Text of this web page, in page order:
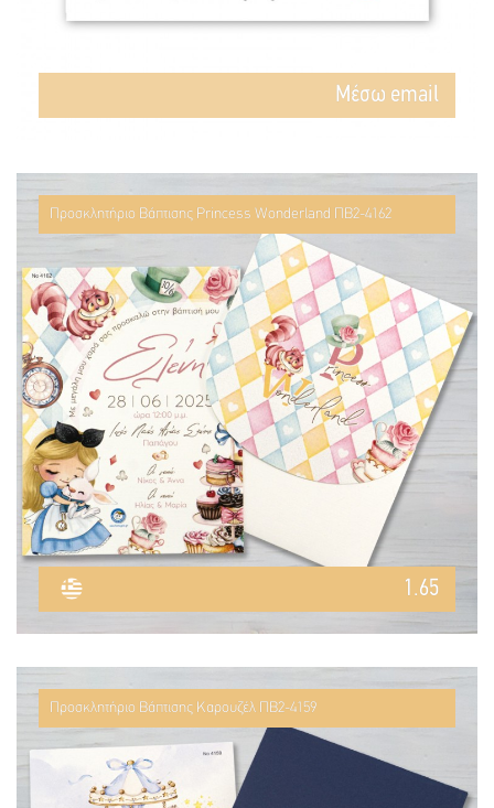
Mέσω email
Προσκλητήριο Βάπτισης Princess Wonderland ΠΒ2-4162
1.65
Προσκλητήριο Βάπτισης Καρουζέλ ΠΒ2-4159